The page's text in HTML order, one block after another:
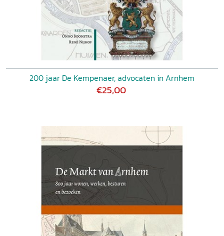
200 jaar De Kempenaer, advocaten in Arnhem
€25,00